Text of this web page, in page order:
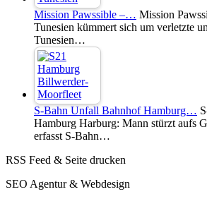
Mission Pawssible –… Mission
Tunesien kümmert sich um verletzte
Tunesien…
S-Bahn Unfall Bahnhof Hamburg…
Hamburg Harburg: Mann stürzt aufs
erfasst S-Bahn…
RSS Feed & Seite drucken
SEO Agentur & Webdesign